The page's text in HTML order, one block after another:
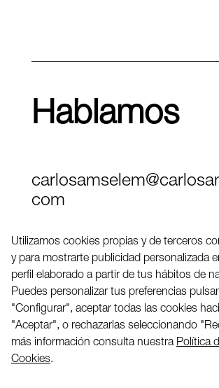
Hablamos
com
Twitter
LinkedIN
2026 ©
Utilizamos cookies propias y de terceros
y para mostrarte publicidad personalizada
perfil elaborado a partir de tus hábitos de
Puedes personalizar tus preferencias
"Configurar", aceptar todas las cookies
"Aceptar", o rechazarlas seleccionando
más información consulta nuestra Política
Cookies.